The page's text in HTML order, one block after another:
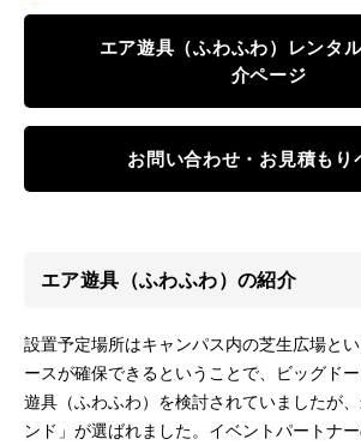
エア遊具（ふわふわ）レンタ
介ページ
お問い合わせ・お見積もり
エア遊具（ふわふわ）の紹介
設置予定場所はキャンパス内の芝生広場と
ースが確保できるということで、ビッグド
遊具（ふわふわ）を検討されていましたが
ンド」が選ばれました。イベントパートナ